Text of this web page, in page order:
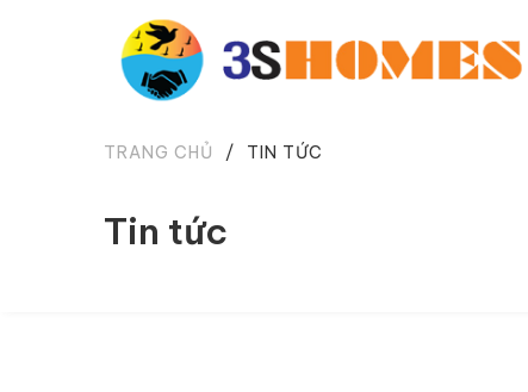
Tin tức
TRANG CHỦ / TIN TỨC